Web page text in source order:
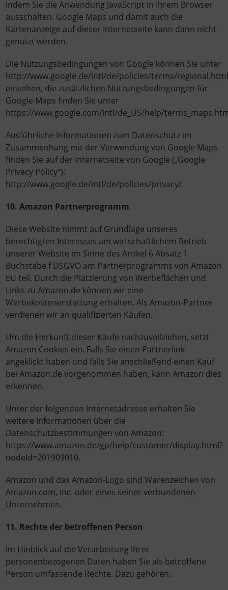
indem Sie die Anwendung JavaScript in Ihrem Browser
ausschalten. Google Maps und damit auch die
Kartenanzeige auf dieser Internetseite kann dann nicht
genutzt werden.
Die Nutzungsbedingungen von Google können Sie unter
http://www.google.de/intl/de/policies/terms/
einsehen, die zusätzlichen Nutzungsbedingungen für
Google Maps finden Sie unter
https://www.google.com/intl/de_US/help/
Ausführliche Informationen zum Datenschutz im
Zusammenhang mit der Verwendung von Google Maps
finden Sie auf der Internetseite von Google („Google
Privacy Policy“):
http://www.google.de/intl/de/policies/privacy/.
10. Amazon Partnerprogramm
Diese Website nimmt auf Grundlage unseres
berechtigten Interesses am wirtschaftlichem Betrieb
unserer Website im Sinne des Artikel 6 Absatz 1
Buchstabe f DSGVO am Partnerprogramms von Amazon
EU teil. Durch die Platzierung von Werbeflächen und
Links zu Amazon.de können wir eine
Werbekostenerstattung erhalten. Als Amazon-Partner
verdienen wir an qualifizierten Käufen.
Um die Herkunft dieser Käufe nachzuvollziehen, setzt
Amazon Cookies ein. Falls Sie einen Partnerlink
angeklickt haben und falls Sie anschließend einen Kauf
bei Amazon.de vorgenommen haben, kann Amazon dies
erkennen.
Unter der folgenden Internetadresse erhalten Sie
weitere Informationen über die
Datenschutzbestimmungen von Amazon:
https://www.amazon.de/gp/help/customer/display.html?
nodeId=201909010.
Amazon und das Amazon-Logo sind Warenzeichen von
Amazon.com, Inc. oder eines seiner verbundenen
Unternehmen.
11. Rechte der betroffenen Person
Im Hinblick auf die Verarbeitung Ihrer
personenbezogenen Daten haben Sie als betroffene
Person umfassende Rechte. Dazu gehören: